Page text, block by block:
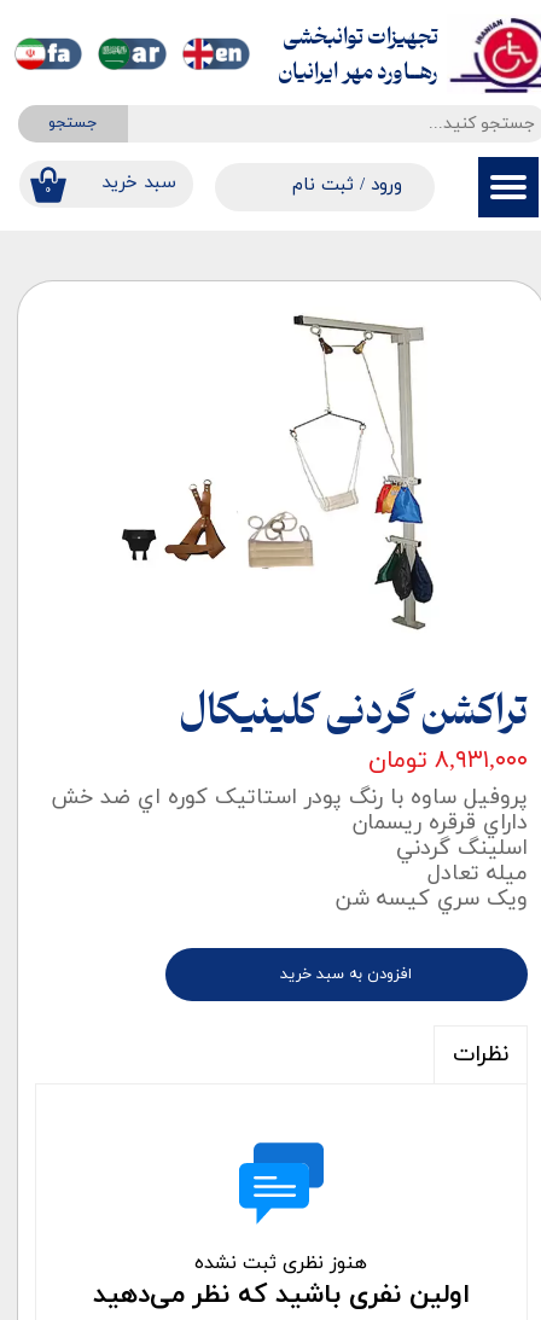
جستجو
۰ ​​سبد خرید ورود / ثبت نام
حساب کاربری من
سفارشات
خروج از حساب کاربری
تجهیزات توانبخشی
​​​​​​​رهــاورد مهر ایرانیان
تراکشن گردنی کلینیکال
۸,۹۳۱,۰۰۰ تومان
پروفيل ساوه با رنگ پودر استاتيک کوره اي ضد خش
داراي قرقره ريسمان
اسلينگ گردني
ميله تعادل
ويک سري کيسه شن
افزودن به سبد خرید
نظرات
هنوز نظری ثبت نشده
اولین نفری باشید که نظر می‌دهید